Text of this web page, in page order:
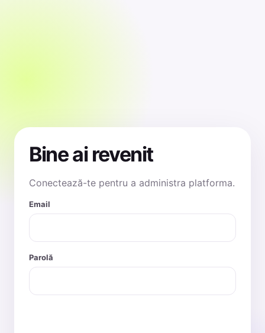
Bine ai revenit
Conectează-te pentru a administra platforma.
Email
Parolă